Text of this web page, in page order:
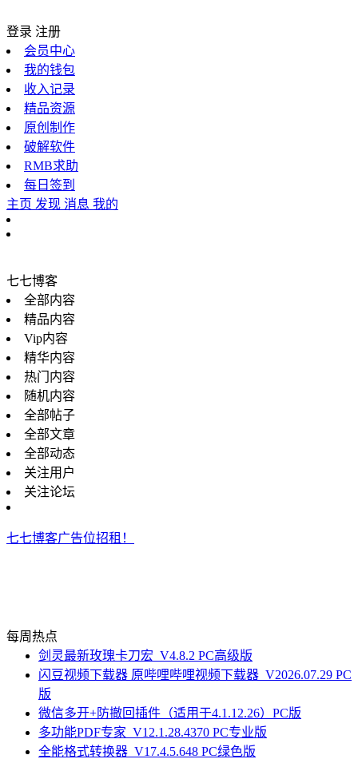
登录 注册
会员中心
我的钱包
收入记录
精品资源
原创制作
破解软件
RMB求助
每日签到
主页 发现 消息 我的
七七博客
全部内容
精品内容
Vip内容
精华内容
热门内容
随机内容
全部帖子
全部文章
全部动态
关注用户
关注论坛
七七博客广告位招租！
每周热点
剑灵最新玫瑰卡刀宏_V4.8.2 PC高级版
闪豆视频下载器 原哔哩哔哩视频下载器_V2026.07.29 PC
版
微信多开+防撤回插件（适用于4.1.12.26）PC版
多功能PDF专家_V12.1.28.4370 PC专业版
全能格式转换器_V17.4.5.648 PC绿色版